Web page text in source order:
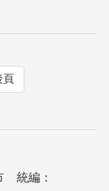
頁
統編：